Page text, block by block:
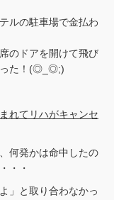
ルの駐車場で金払わ
のドアを開けて飛び
った！(◎_◎;)
れてリハがキャンセ
何発かは命中したの
・・
」と取り合わなかっ